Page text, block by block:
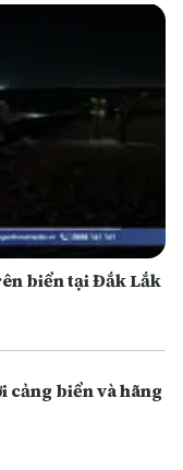
biển tại Đắk Lắk
cảng biển và hãng